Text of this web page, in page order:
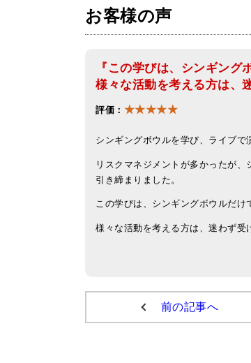
お客様の声
『この学びは、シンギング
様々な活動を考える方は、
評価： ★★★★★
シンギングボウルを学び、ライブで
リスクマネジメントが多かったが
引き締まりました。
この学びは、シンギングボウルだけ
様々な活動を考える方は、迷わず受
前の記事へ